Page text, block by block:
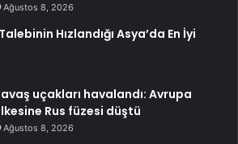
Ağustos 8, 2026
Hızlandığı Asya’da En İyi
uçakları havalandı: Avrupa
Rus füzesi düştü
Ağustos 8, 2026